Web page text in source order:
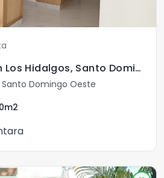
Casa en Venta en Los Hidalgos, Santo Domingo Oeste
Santo Domingo Oeste
m2